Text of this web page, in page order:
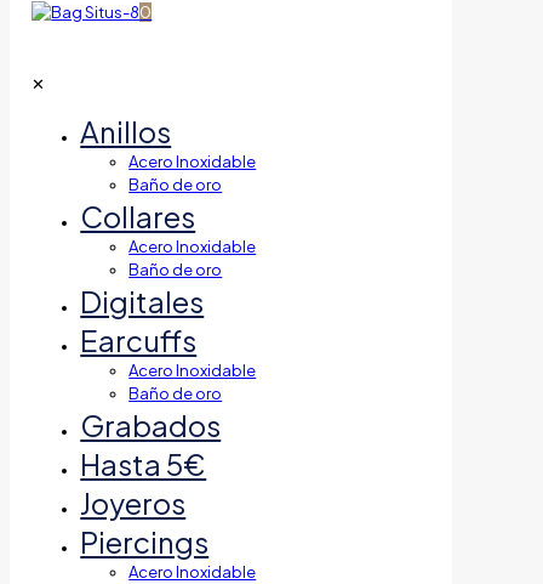
0
✕
Anillos
Acero Inoxidable
Baño de oro
Collares
Acero Inoxidable
Baño de oro
Digitales
Earcuffs
Acero Inoxidable
Baño de oro
Grabados
Hasta 5€
Joyeros
Piercings
Acero Inoxidable